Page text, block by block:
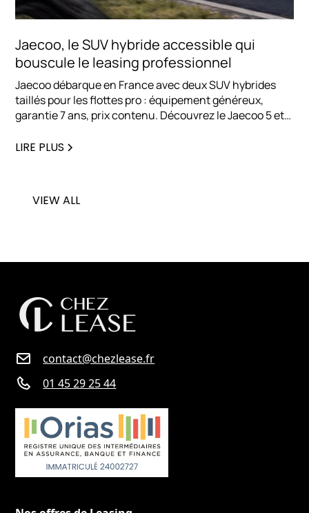
Jaecoo, le SUV hybride accessible qui
bouscule le leasing professionnel
Jaecoo débarque en France avec deux SUV hybrides
taillés pour les flottes pro : équipement généreux,
garantie 7 ans, prix contenu. Découvrez le Jaecoo 5 et
entreprises en LLD.
LIRE PLUS
VIEW ALL
contact@chezlease.fr
01 45 29 25 44